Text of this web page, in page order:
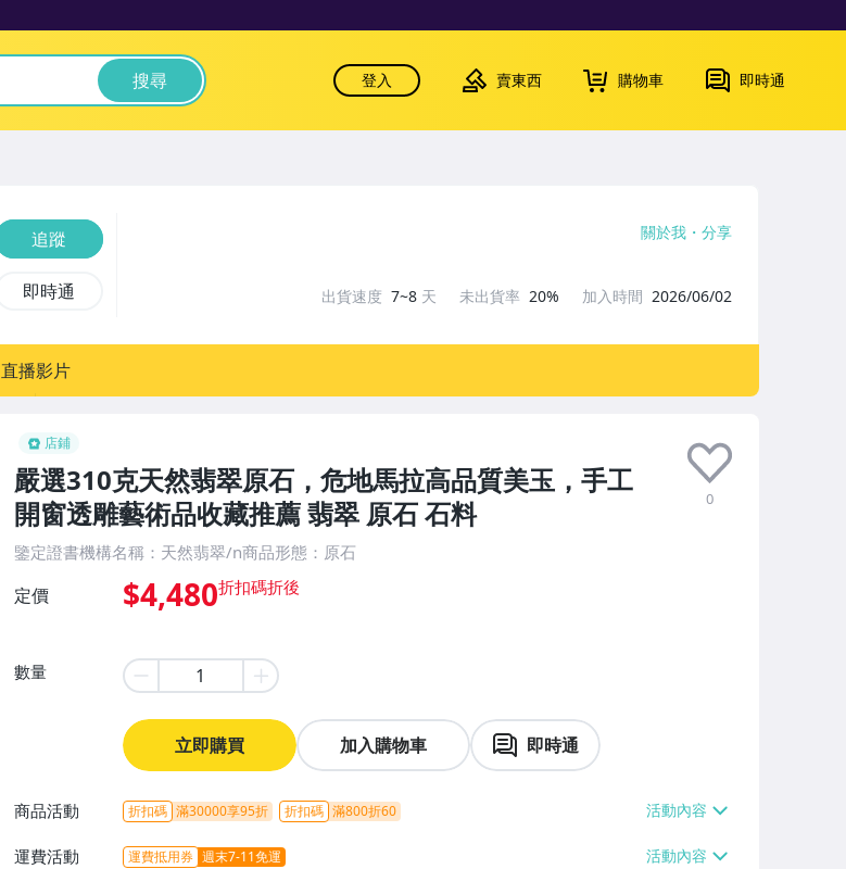
搜尋 登入 賣東西 購物車 即時通
店鋪
嚴選310克天然翡翠原石，危地馬拉高品質美玉，手工
開窗透雕藝術品收藏推薦 翡翠 原石 石料
0
鑒定證書機構名稱：天然翡翠/n商品形態：原石
定價 $4,480
數量
立即購買 加入購物車 即時通
商品活動 折扣碼 滿30000享95折 折扣碼 滿800折60
運費活動 運費抵用券 週末7-11免運
追蹤
即時通
關於我 分享
出貨速度 7~8 天 未出貨率 20% 加入時間 2026/06/02
直播影片